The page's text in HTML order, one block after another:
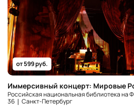
от 599 руб.
Иммерсивный концерт: Мировые
Российская национальная библиотека на
36 ❘ Санкт‑Петербург